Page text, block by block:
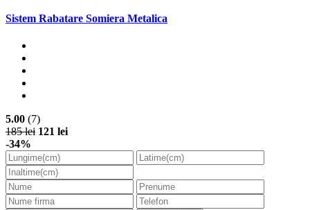
Sistem Rabatare Somiera Metalica
5.00 (7)
185 lei 121 lei
-34%